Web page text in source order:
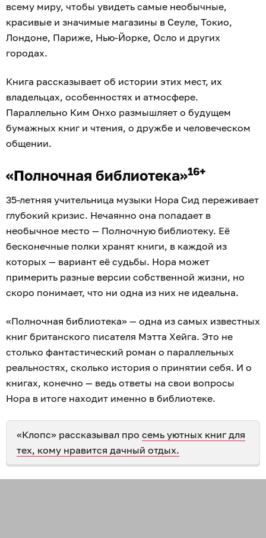
всему миру, чтобы увидеть самые необычные,
красивые и значимые магазины в Сеуле, Токио,
Лондоне, Париже, Нью-Йорке, Осло и других
городах.
Книга рассказывает об истории этих мест, их
владельцах, особенностях и атмосфере.
Параллельно Ким Онхо размышляет о будущем
бумажных книг и чтения, о дружбе и человеческом
общении.
«Полночная библиотека»16+
35-летняя учительница музыки Нора Сид переживает
глубокий кризис. Нечаянно она попадает в
необычное место — Полночную библиотеку. Её
бесконечные полки хранят книги, в каждой из
которых — вариант её судьбы. Нора может
примерить разные версии собственной жизни, но
скоро понимает, что ни одна из них не идеальна.
«Полночная библиотека» — одна из самых известных
книг британского писателя Мэтта Хейга. Это не
столько фантастический роман о параллельных
реальностях, сколько история о принятии себя. И о
книгах, конечно — ведь ответы на свои вопросы
Нора в итоге находит именно в библиотеке.
«Клопс» рассказывал про семь уютных книг для
тех, кому нравится дачный отдых.